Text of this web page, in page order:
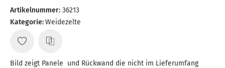
Artikelnummer: 36213
Kategorie:Weidezelte
Bild zeigt Panele und Rückwand die nicht im Lieferumfang